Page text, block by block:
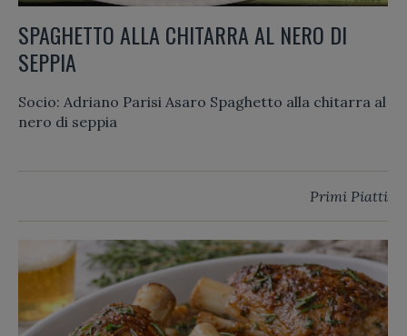
SPAGHETTO ALLA CHITARRA AL NERO DI
SEPPIA
Socio: Adriano Parisi Asaro Spaghetto alla chitarra al
nero di seppia
Primi Piatti